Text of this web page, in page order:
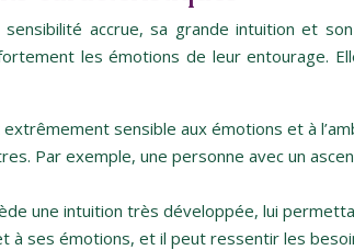
sensibilité accrue, sa grande intuition et
les émotions de leur entourage.
extrêmement sensible aux émotions et à
Par exemple, une personne avec un
une intuition très développée, lui
ses émotions, et il peut ressentir les